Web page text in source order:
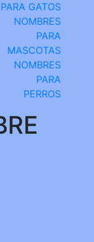
PARA GATOS
NOMBRES
PARA
MASCOTAS
NOMBRES
PARA
PERROS